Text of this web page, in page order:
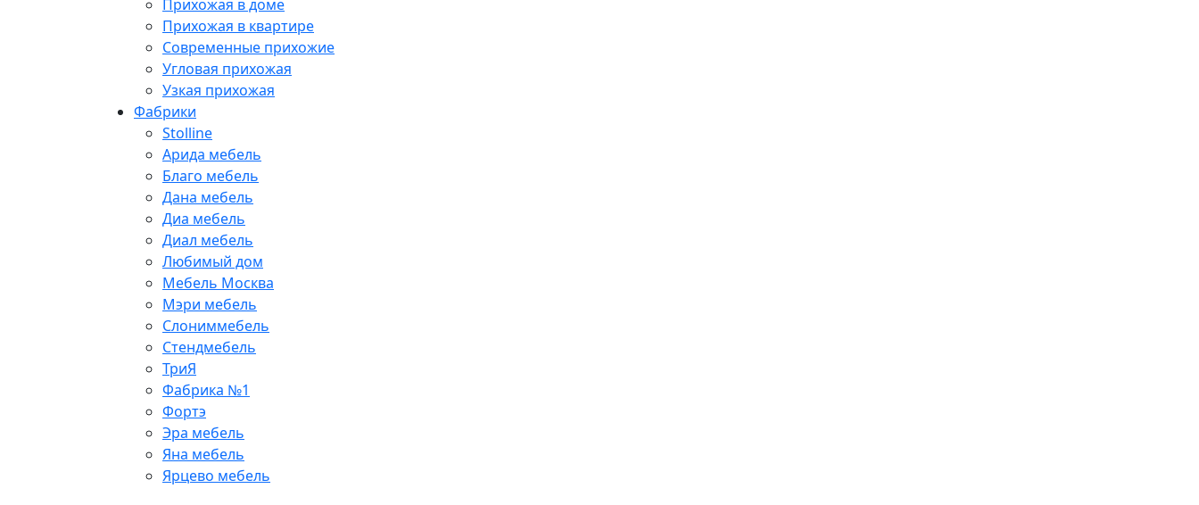
Прихожая в доме
Прихожая в квартире
Современные прихожие
Угловая прихожая
Узкая прихожая
Фабрики
Stolline
Арида мебель
Благо мебель
Дана мебель
Диа мебель
Диал мебель
Любимый дом
Мебель Москва
Мэри мебель
Слониммебель
Стендмебель
ТриЯ
Фабрика №1
Фортэ
Эра мебель
Яна мебель
Ярцево мебель